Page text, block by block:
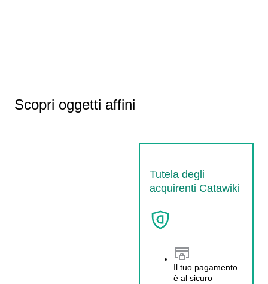
Scopri oggetti affini
Tutela degli
acquirenti Catawiki
Il tuo pagamento
è al sicuro